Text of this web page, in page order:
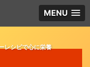
MENU
レシピで心に栄養